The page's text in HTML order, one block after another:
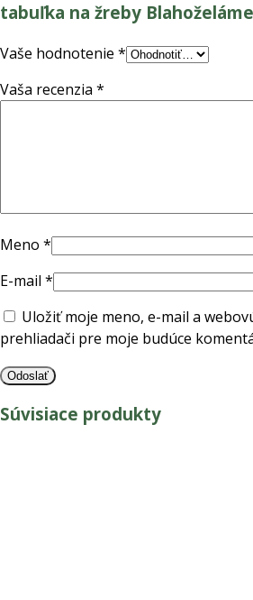
tabuľka na žreby
Vaše hodnotenie *
Vaša recenzia *
Meno *
E-mail *
Uložiť moje meno, e-mail a
prehliadači pre moje budúce
Súvisiace produkty